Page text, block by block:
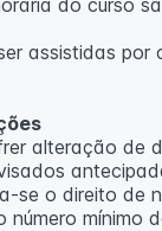
assistidas por
alteração de
se o direito de
mínimo